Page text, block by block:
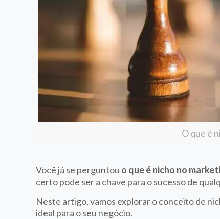
O que é
Você já se perguntou o que é nicho no
certo pode ser a chave para o sucesso de
Neste artigo, vamos explorar o conceito de
ideal para o seu negócio.